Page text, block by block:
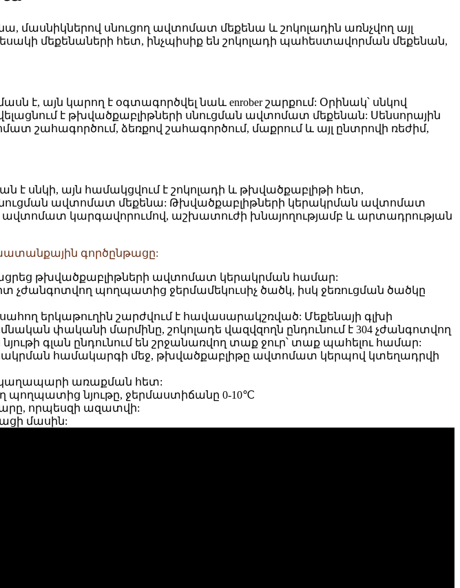
մասնիկներով սնուցող ավտոմատ մեքենա և շոկոլադին առնչվող այլ
մեքենաների հետ, ինչպիսիք են շոկոլադի պահեստավորման մեքենան,
է, այն կարող է օգտագործվել նաև enrober շարքում: Օրինակ՝ սնկով
է թխվածքաբլիթների սնուցման ավտոմատ մեքենան: Սենսորային
ձեռքով շահագործում, մաքրում և այլ ընտրովի ռեժիմ,
է սնկի, այն համակցվում է շոկոլադի և թխվածքաբլիթի հետ,
ավտոմատ մեքենա: Թխվածքաբլիթների կերակրման ավտոմատ
կարգավորումով, աշխատուժի խնայողությամբ և արտադրության
գործընթացը:
թխվածքաբլիթների ավտոմատ կերակրման համար:
չժանգոտվող պողպատից ջերմամեկուսիչ ծածկ, իսկ ջեռուցման ծածկը
երկաթուղին շարժվում է հավասարակշռված: Մեքենայի գլխի
փականի մարմինը, շոկոլադե վազվզողն ընդունում է 304 չժանգոտվող
գլան ընդունում են շրջանառվող տաք ջուր՝ տաք պահելու համար:
համակարգի մեջ, թխվածքաբլիթը ավտոմատ կերպով կտեղադրվի
կաղապարի առաքման հետ:
պողպատից նյութը, ջերմաստիճանը 0-10℃
որպեսզի ազատվի:
մասին: